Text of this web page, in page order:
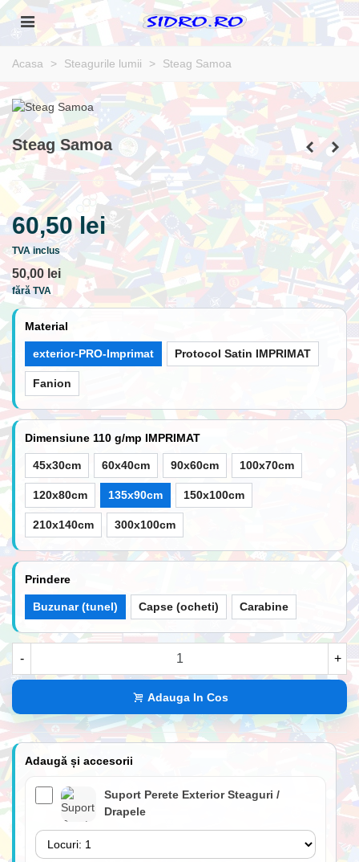
Acasa > Steagurile lumii > Steag Samoa
Steag Samoa
60,50 lei
TVA inclus
50,00 lei
fără TVA
Material
exterior-PRO-Imprimat Protocol Satin IMPRIMAT
Fanion
Dimensiune 110 g/mp IMPRIMAT
45x30cm 60x40cm 90x60cm 100x70cm
120x80cm 135x90cm 150x100cm
210x140cm 300x100cm
Prindere
Buzunar (tunel) Capse (ocheti) Carabine
- +
Adauga In Cos
Adaugă și accesorii
Suport Perete Exterior Steaguri /
Drapele